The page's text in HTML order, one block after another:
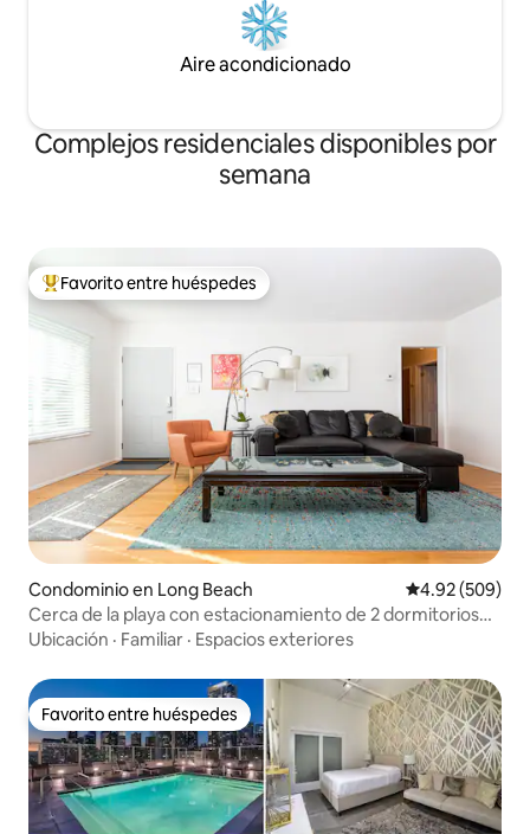
Aire acondicionado
Complejos residenciales disponibles por
semana
De los mejores en Favorito entre huéspedes
Favorito entre huéspedes
Condominio en Long Beach Calificación
4.92 (509)
Cerca de la playa con estacionamiento de 2 dormitorios
(TAMAÑO KING)/2 baños
Ubicación · Familiar · Espacios exteriores
Favorito entre huéspedes
Favorito entre huéspedes